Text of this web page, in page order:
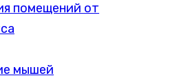
помещений от
мышей